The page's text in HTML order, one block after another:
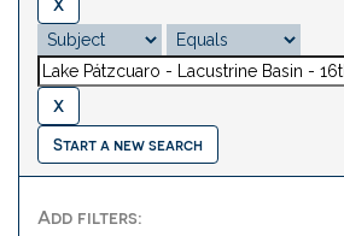
Start a new search
Add filters: